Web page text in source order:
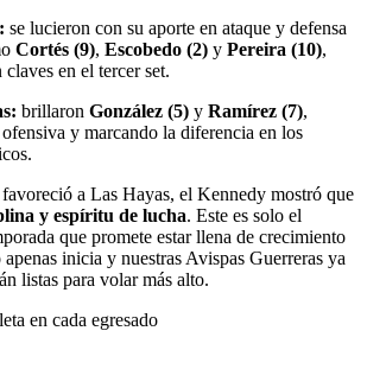
se lucieron con su aporte en ataque y defensa
Cortés (9), Escobedo (2) y Pereira (10),
en el tercer set.
brillaron González (5) y Ramírez (7),
y marcando la diferencia en los
a Las Hayas, el Kennedy mostró que
y espíritu de lucha. Este es solo el
que promete estar llena de crecimiento
inicia y nuestras Avispas Guerreras ya
listas para volar más alto.
en cada egresado